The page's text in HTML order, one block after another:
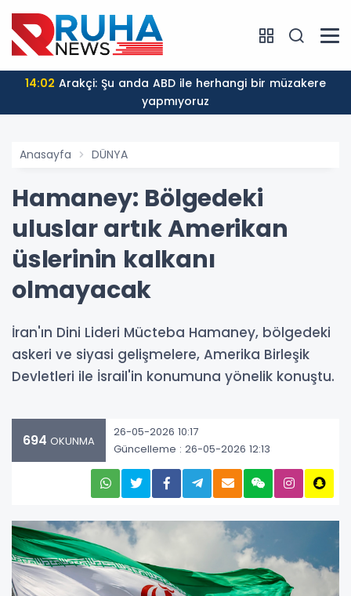
14:02
yapmıyoruz
Anasayfa DÜNYA
Hamaney: Bölgedeki
uluslar artık Amerikan
üslerinin kalkanı
olmayacak
İran'ın Dini Lideri Mücteba Hamaney, bölgedeki
askeri ve siyasi gelişmelere, Amerika Birleşik
Devletleri ile İsrail'in konumuna yönelik konuştu.
694 OKUNMA
26-05-2026 10:17
Güncelleme : 26-05-2026 12:13